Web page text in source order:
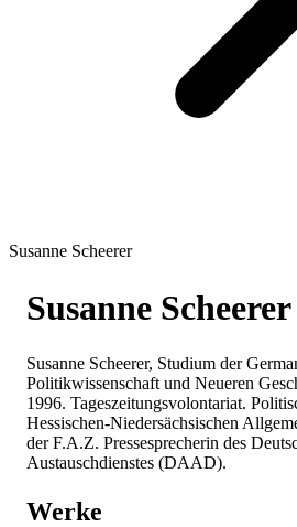
Susanne Scheerer
Susanne Scheerer
Susanne Scheerer, Studium der
Politikwissenschaft und Neueren
1996. Tageszeitungsvolontariat.
Hessischen-Niedersächsischen
der F.A.Z. Pressesprecherin des
Austauschdienstes (DAAD).
Werke